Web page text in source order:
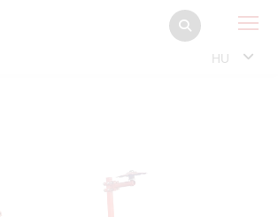
HU